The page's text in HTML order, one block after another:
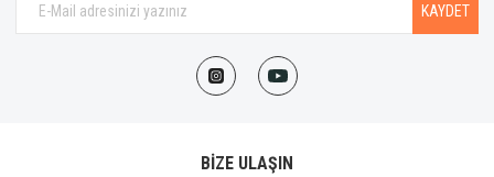
KAYDET
BİZE ULAŞIN